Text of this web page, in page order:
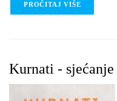
PROČITAJ VIŠE
Kurnati - sjećanje